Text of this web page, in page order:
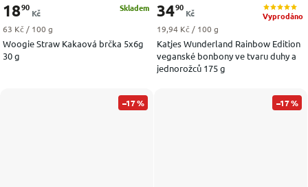
Woogie Straw Kakaová brčka 5x6g
30 g
Skladem
1890
Kč
Měrná cena:
63 Kč / 100 g
Katjes Wunderland Rainbow Edition
veganské bonbony ve tvaru duhy a
jednorožců 175 g
Vyprodáno
3490
Kč
Měrná cena:
19,94 Kč / 100 g
–17 % –17 %